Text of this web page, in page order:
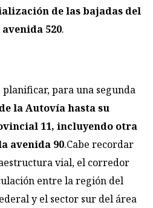
de las bajadas del
520.
para una segunda
la Autovía hasta su
11, incluyendo otra
avenida 90.Cabe recordar
vial, el corredor
entre la región del
y el sector sur del área